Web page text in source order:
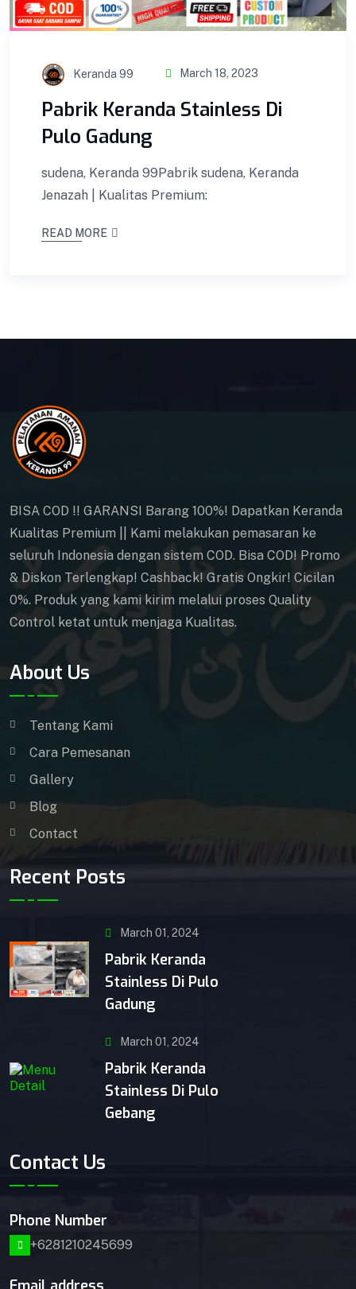
Keranda 99 March 18, 2023
Pabrik Keranda Stainless Di
Pulo Gadung
sudena, Keranda 99Pabrik sudena, Keranda
Jenazah | Kualitas Premium:
READ MORE
BISA COD !! GARANSI Barang 100%! Dapatkan Keranda
Kualitas Premium || Kami melakukan pemasaran ke
seluruh Indonesia dengan sistem COD. Bisa COD! Promo
& Diskon Terlengkap! Cashback! Gratis Ongkir! Cicilan
0%. Produk yang kami kirim melalui proses Quality
Control ketat untuk menjaga Kualitas.
About Us
Tentang Kami
Cara Pemesanan
Gallery
Blog
Contact
Recent Posts
March 01, 2024
Pabrik Keranda
Stainless Di Pulo
Gadung
March 01, 2024
Pabrik Keranda
Stainless Di Pulo
Gebang
Contact Us
Phone Number
+6281210245699